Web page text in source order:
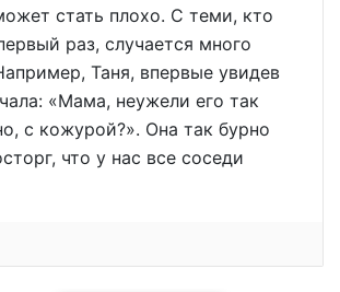
стать плохо. С теми, кто
раз, случается много
Таня, впервые увидев
«Мама, неужели его так
с кожурой?». Она так бурно
что у нас все соседи